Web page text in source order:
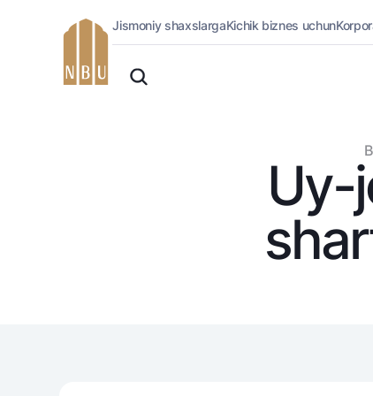
O'zbek Onlayn-bank
Jismoniy shaxslarga (Milliy)
Jismoniy shaxslargaKichik biznes uchun
Uy-